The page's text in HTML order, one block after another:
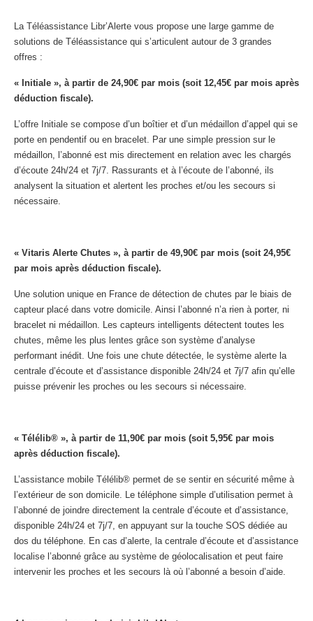
La Téléassistance Libr’Alerte vous propose une large gamme de
solutions de Téléassistance qui s’articulent autour de 3 grandes
offres :
« Initiale », à partir de 24,90€ par mois (soit 12,45€ par mois après
déduction fiscale).
L’offre Initiale se compose d’un boîtier et d’un médaillon d’appel qui se
porte en pendentif ou en bracelet. Par une simple pression sur le
médaillon, l’abonné est mis directement en relation avec les chargés
d’écoute 24h/24 et 7j/7. Rassurants et à l’écoute de l’abonné, ils
analysent la situation et alertent les proches et/ou les secours si
nécessaire.
« Vitaris Alerte Chutes », à partir de 49,90€ par mois (soit 24,95€
par mois après déduction fiscale).
Une solution unique en France de détection de chutes par le biais de
capteur placé dans votre domicile. Ainsi l’abonné n’a rien à porter, ni
bracelet ni médaillon. Les capteurs intelligents détectent toutes les
chutes, même les plus lentes grâce son système d’analyse
performant inédit. Une fois une chute détectée, le système alerte la
centrale d’écoute et d’assistance disponible 24h/24 et 7j/7 afin qu’elle
puisse prévenir les proches ou les secours si nécessaire.
« Télélib® », à partir de 11,90€ par mois (soit 5,95€ par mois
après déduction fiscale).
L’assistance mobile Télélib® permet de se sentir en sécurité même à
l’extérieur de son domicile. Le téléphone simple d’utilisation permet à
l’abonné de joindre directement la centrale d’écoute et d’assistance,
disponible 24h/24 et 7j/7, en appuyant sur la touche SOS dédiée au
dos du téléphone. En cas d’alerte, la centrale d’écoute et d’assistance
localise l’abonné grâce au système de géolocalisation et peut faire
intervenir les proches et les secours là où l’abonné a besoin d’aide.